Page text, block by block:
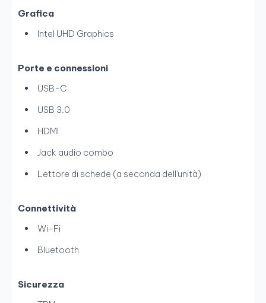
Grafica
Intel UHD Graphics
Porte e connessioni
USB-C
USB 3.0
HDMI
Jack audio combo
Lettore di schede (a seconda dell'unità)
Connettività
Wi-Fi
Bluetooth
Sicurezza